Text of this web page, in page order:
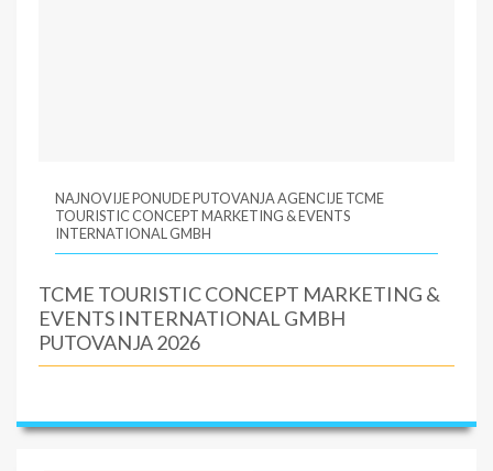
NAJNOVIJE PONUDE PUTOVANJA AGENCIJE TCME
TOURISTIC CONCEPT MARKETING & EVENTS
INTERNATIONAL GMBH
TCME TOURISTIC CONCEPT MARKETING &
EVENTS INTERNATIONAL GMBH
PUTOVANJA 2026